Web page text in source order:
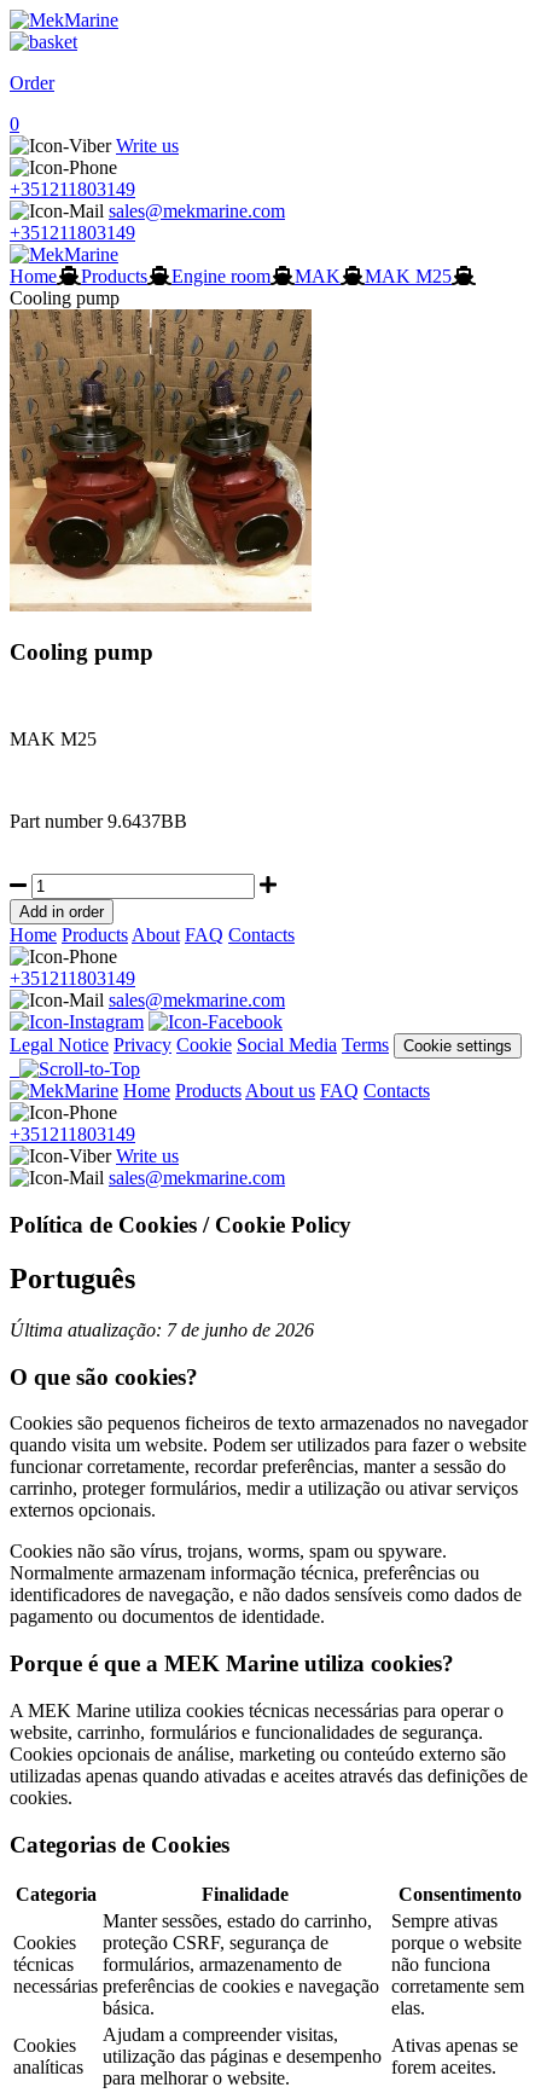
Order
0
Write us
+351211803149
sales@mekmarine.com
+351211803149
Home Products Engine room MAK
MAK M25
Cooling pump
Cooling pump
MAK M25
Part number9.6437BB
Home ProductsAbout FAQ Contacts
+351211803149
sales@mekmarine.com
Legal Notice Privacy Cookie Social Media Terms Cookie settings
Home ProductsAbout us FAQ Contacts
+351211803149
Write us
sales@mekmarine.com
Política de Cookies / Cookie Policy
Português
Última atualização: 7 de junho de 2026
O que são cookies?
Cookies são pequenos ficheiros de texto armazenados no navegador
quando visita um website. Podem ser utilizados para fazer o website
funcionar corretamente, recordar preferências, manter a sessão do
carrinho, proteger formulários, medir a utilização ou ativar serviços
externos opcionais.
Cookies não são vírus, trojans, worms, spam ou spyware.
Normalmente armazenam informação técnica, preferências ou
identificadores de navegação, e não dados sensíveis como dados de
pagamento ou documentos de identidade.
Porque é que a MEK Marine utiliza cookies?
A MEK Marine utiliza cookies técnicas necessárias para operar o
website, carrinho, formulários e funcionalidades de segurança.
Cookies opcionais de análise, marketing ou conteúdo externo são
utilizadas apenas quando ativadas e aceites através das definições de
cookies.
Categorias de Cookies
Categoria Finalidade Consentimento
Cookies
técnicas
necessárias
Manter sessões, estado do carrinho,
proteção CSRF, segurança de
formulários, armazenamento de
preferências de cookies e navegação
básica.
Sempre ativas
porque o website
não funciona
corretamente sem
elas.
Cookies
analíticas
Ajudam a compreender visitas,
utilização das páginas e desempenho
para melhorar o website.
Ativas apenas se
forem aceites.